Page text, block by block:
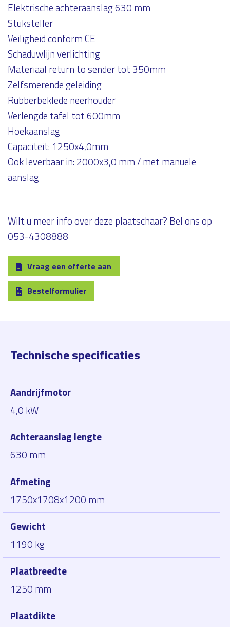
Elektrische achteraanslag 630 mm
Stuksteller
Veiligheid conform CE
Schaduwlijn verlichting
Materiaal return to sender tot 350mm
Zelfsmerende geleiding
Rubberbeklede neerhouder
Verlengde tafel tot 600mm
Hoekaanslag
Capaciteit: 1250x4,0mm
Ook leverbaar in: 2000x3,0 mm / met manuele
aanslag
Wilt u meer info over deze plaatschaar? Bel ons op
053-4308888
Vraag een offerte aan
Bestelformulier
Technische specificaties
Aandrijfmotor
4,0 kW
Achteraanslag lengte
630 mm
Afmeting
1750x1708x1200 mm
Gewicht
1190 kg
Plaatbreedte
1250 mm
Plaatdikte